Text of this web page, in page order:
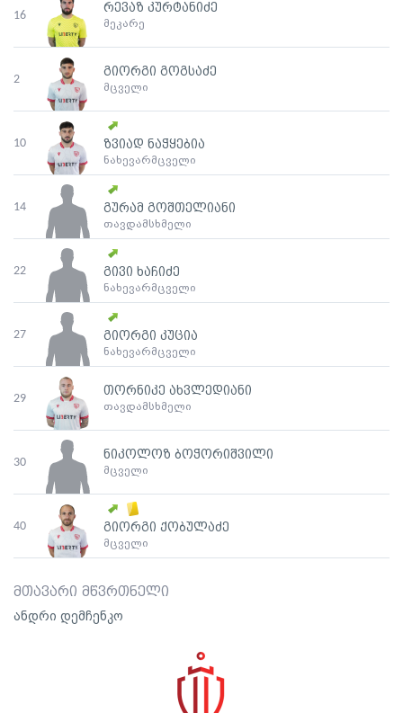
16
რევაზ კურტანიძე
მეკარე
2
გიორგი გოგსაძე
მცველი
10 ზვიად ნაჭყებია
ნახევარმცველი
14 გურამ გოშთელიანი
თავდამსხმელი
22 გივი ხაჩიძე
ნახევარმცველი
27 გიორგი კუცია
ნახევარმცველი
29
თორნიკე ახვლედიანი
თავდამსხმელი
30
ნიკოლოზ ბოჭორიშვილი
მცველი
40 გიორგი ქობულაძე
მცველი
მთავარი მწვრთნელი
ანდრი დემჩენკო